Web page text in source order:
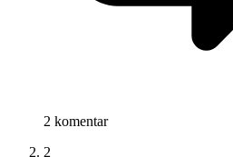
2 komentar
2